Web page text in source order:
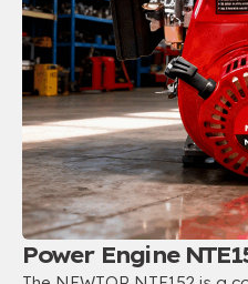
Power Engine